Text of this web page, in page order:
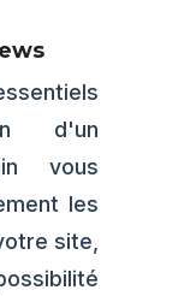
d'un
vous
les
site,